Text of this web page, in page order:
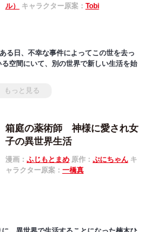
ル）
キャラクター原案： Tobi
る日、不幸な事件によってこの世を去っ
空間にいて、別の世界で新しい生活を始
いるからね」もふもふのワンちゃん(フェ
ユーキは、ひょんなことから騎士団団長の
もっと見る
箱庭の薬術師 神様に愛され女
子の異世界生活
漫画： ふじもとまめ原作： ぷにちゃんキ
ャラクター原案： 一橋真